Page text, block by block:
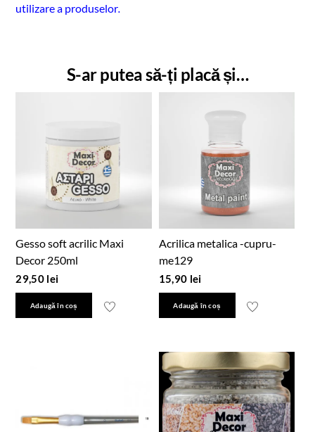
utilizare a produselor
S-ar putea să-ți placă și…
Gesso soft acrilic Maxi
Decor 250ml
29,50 lei
Adaugă în coș
Acrilica metalica -cupru-
me129
15,90 lei
Adaugă în coș